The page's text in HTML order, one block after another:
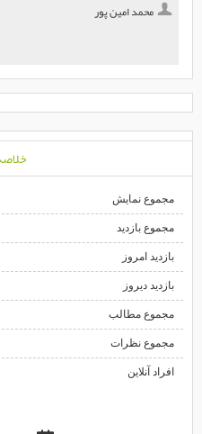
محمد امین پور
خلاصه آمار
مجموع نمایش‌
مجموع بازدید
بازدید امروز
بازدید دیروز
مجموع مطالب
مجموع نظرات
افراد آنلاین